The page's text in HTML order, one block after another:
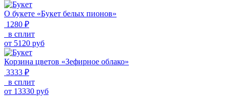
О букете «Букет белых пионов»
1280 ₽
в сплит
от 5120 руб
Корзина цветов «Зефирное облако»
3333 ₽
в сплит
от 13330 руб